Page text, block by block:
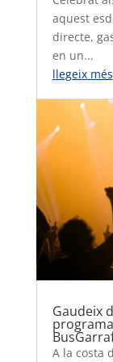
aquest
directe,
en un...
llegeix més
Gaudeix
A la costa